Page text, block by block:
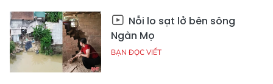
Nỗi lo sạt lở bên sông
Ngàn Mọ
BẠN ĐỌC VIẾT